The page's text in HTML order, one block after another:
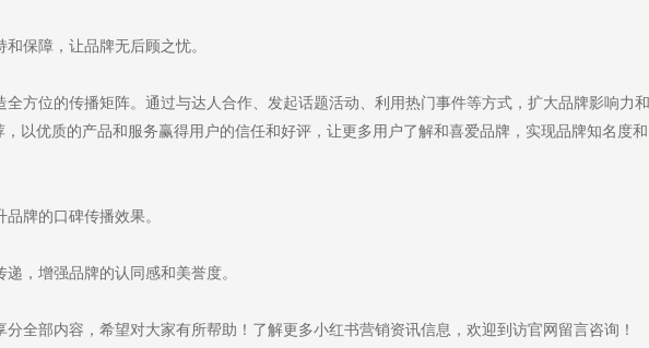
保障，让品牌无后顾之忧。
方位的传播矩阵。通过与达人合作、发起话题活动、利用热门事件等方式，扩大品牌影响力和
以优质的产品和服务赢得用户的信任和好评，让更多用户了解和喜爱品牌，实现品牌知名度和
牌的口碑传播效果。
，增强品牌的认同感和美誉度。
全部内容，希望对大家有所帮助！了解更多小红书营销资讯信息，欢迎到访官网留言咨询！